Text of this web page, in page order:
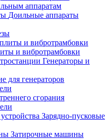
аппаратам
Доильные аппараты
и вибротрамбовки
Генераторы и
для генераторов
сгорания
Зарядно-пусковые
Затирочные машины